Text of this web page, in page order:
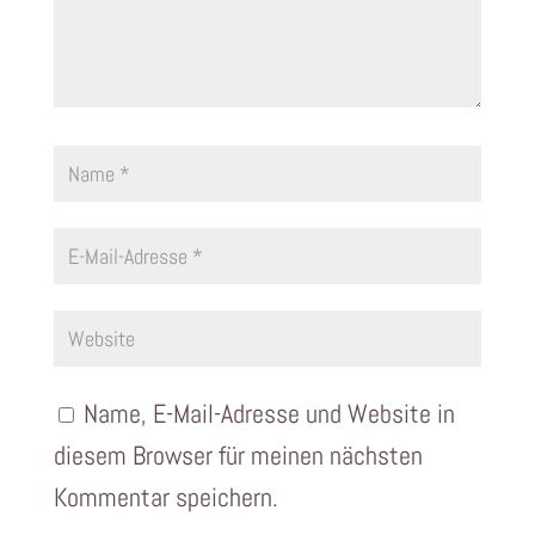
Name, E-Mail-Adresse und Website in
diesem Browser für meinen nächsten
Kommentar speichern.